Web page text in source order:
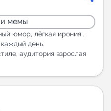
в Telegram
мемы
юмор, лёгкая ирония ,
день.
аудитория взрослая